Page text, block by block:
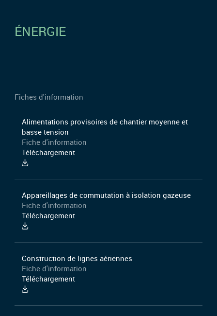
ÉNERGIE
Fiches d'information
Alimentations provisoires de chantier moyenne et
basse tension
Fiche d'information
Téléchargement
Appareillages de commutation à isolation gazeuse
Fiche d'information
Téléchargement
Construction de lignes aériennes
Fiche d'information
Téléchargement